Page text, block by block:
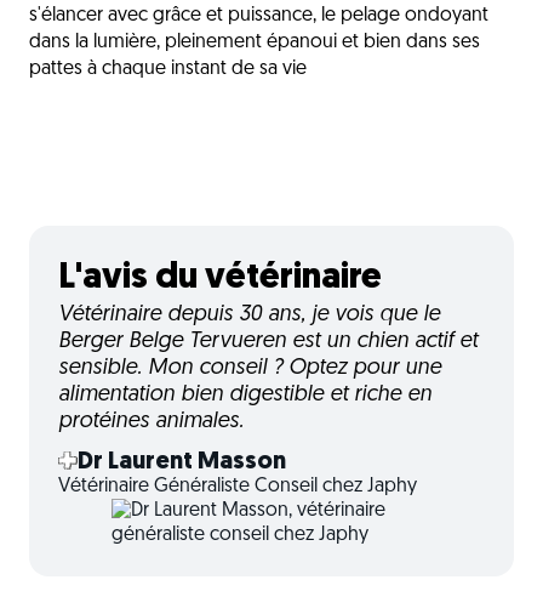
s'élancer avec grâce et puissance, le pelage ondoyant
dans la lumière, pleinement épanoui et bien dans ses
pattes à chaque instant de sa vie
L'avis du vétérinaire
Vétérinaire depuis 30 ans, je vois que le
Berger Belge Tervueren est un chien actif et
sensible. Mon conseil ? Optez pour une
alimentation bien digestible et riche en
protéines animales.
Dr Laurent Masson
Vétérinaire Généraliste Conseil chez Japhy